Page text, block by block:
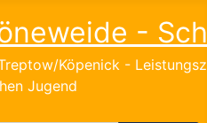
-
Köpenick -
Jugend